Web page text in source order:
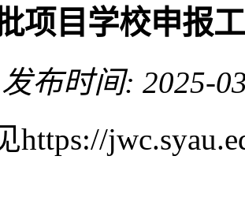
项目学校申报
布时间: 2025-
https://